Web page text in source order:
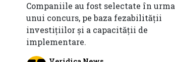
Companiile au fost selectate în urma
unui concurs, pe baza fezabilității
investițiilor și a capacității de
implementare.